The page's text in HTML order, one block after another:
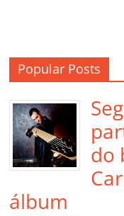
Popular Posts
do
álbum